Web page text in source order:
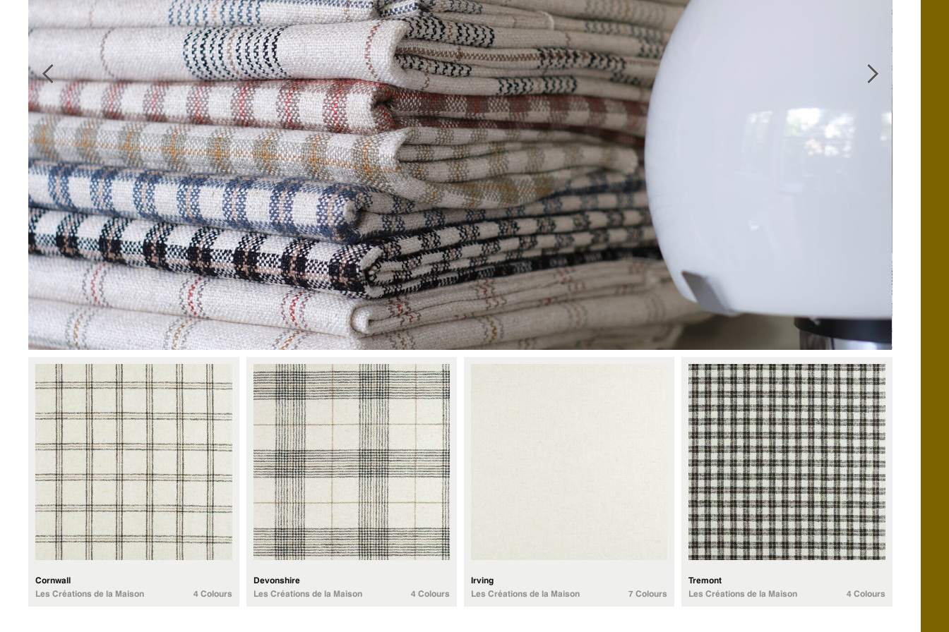
Cornwall
Les Créations de la Maison
4 Colours
Devonshire
Les Créations de la Maison
4 Colours
Irving
Les Créations de la Maison
7 Colours
Tremont
Les Créations de la Maison
4 Colours